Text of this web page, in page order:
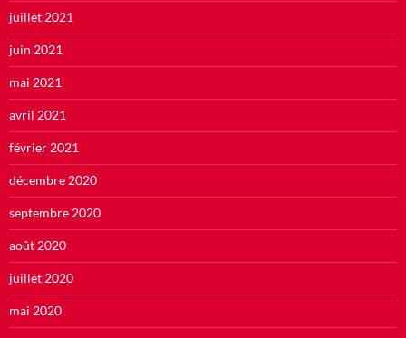
juillet 2021
juin 2021
mai 2021
avril 2021
février 2021
décembre 2020
septembre 2020
août 2020
juillet 2020
mai 2020